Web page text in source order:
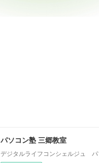
パソコン塾 三郷教室
デジタルライフコンシェルジュ パ